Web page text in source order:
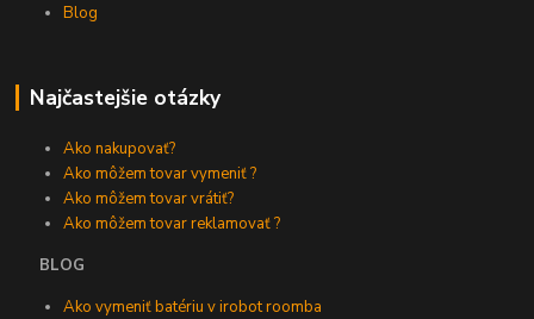
Blog
Najčastejšie otázky
Ako nakupovať?
Ako môžem tovar vymeniť ?
Ako môžem tovar vrátiť?
Ako môžem tovar reklamovať ?
BLOG
Ako vymeniť batériu v irobot roomba